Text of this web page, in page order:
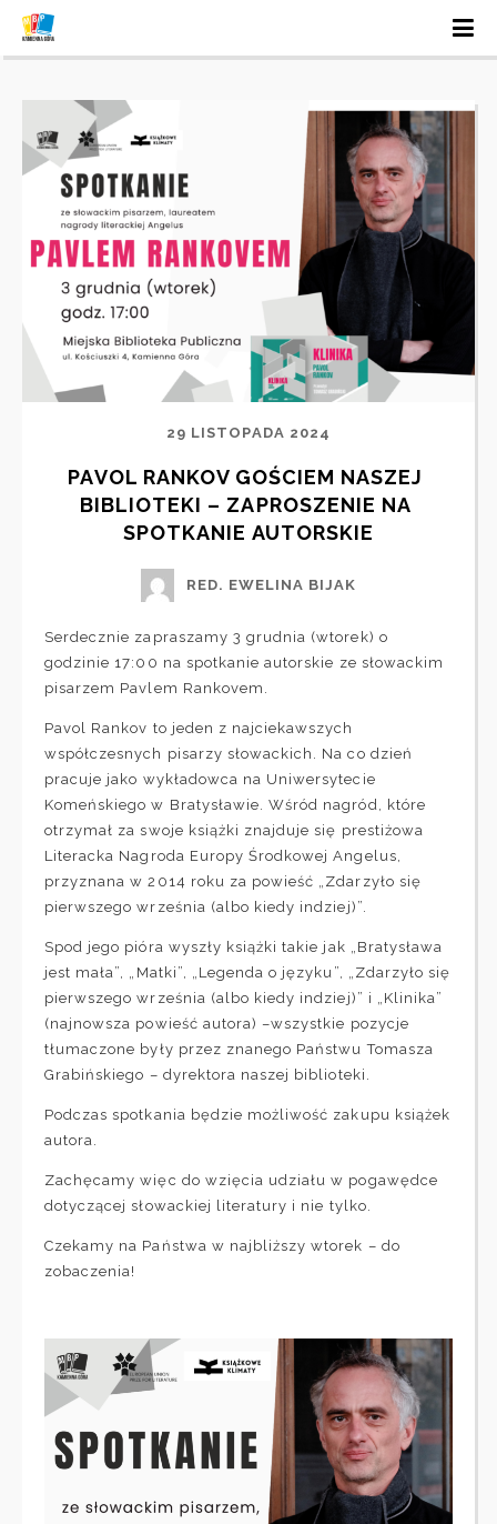
29 LISTOPADA 2024
PAVOL RANKOV GOŚCIEM NASZEJ
BIBLIOTEKI – ZAPROSZENIE NA
SPOTKANIE AUTORSKIE
RED. EWELINA BIJAK
Serdecznie zapraszamy 3 grudnia (wtorek) o
godzinie 17:00 na spotkanie autorskie ze słowackim
pisarzem Pavlem Rankovem.
Pavol Rankov to jeden z najciekawszych
współczesnych pisarzy słowackich. Na co dzień
pracuje jako wykładowca na Uniwersytecie
Komeńskiego w Bratysławie. Wśród nagród, które
otrzymał za swoje książki znajduje się prestiżowa
Literacka Nagroda Europy Środkowej Angelus,
przyznana w 2014 roku za powieść „Zdarzyło się
pierwszego września (albo kiedy indziej)”.
Spod jego pióra wyszły książki takie jak „Bratysława
jest mała”, „Matki”, „Legenda o języku”, „Zdarzyło się
pierwszego września (albo kiedy indziej)” i „Klinika”
(najnowsza powieść autora) –wszystkie pozycje
tłumaczone były przez znanego Państwu Tomasza
Grabińskiego – dyrektora naszej biblioteki.
Podczas spotkania będzie możliwość zakupu książek
autora.
Zachęcamy więc do wzięcia udziału w pogawędce
dotyczącej słowackiej literatury i nie tylko.
Czekamy na Państwa w najbliższy wtorek – do
zobaczenia!